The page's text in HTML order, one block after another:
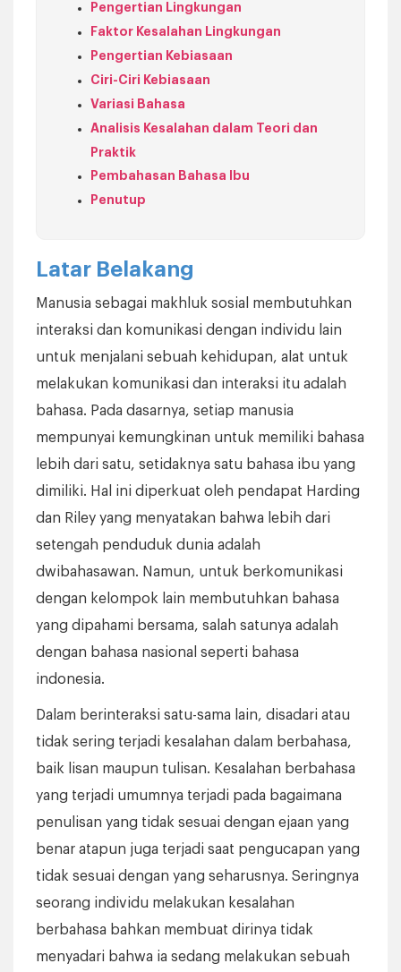
Pengertian Lingkungan
Faktor Kesalahan Lingkungan
Pengertian Kebiasaan
Ciri-Ciri Kebiasaan
Variasi Bahasa
Analisis Kesalahan dalam Teori dan
Praktik
Pembahasan Bahasa Ibu
Penutup
Latar Belakang
Manusia sebagai makhluk sosial membutuhkan
interaksi dan komunikasi dengan individu lain
untuk menjalani sebuah kehidupan, alat untuk
melakukan komunikasi dan interaksi itu adalah
bahasa. Pada dasarnya, setiap manusia
mempunyai kemungkinan untuk memiliki bahasa
lebih dari satu, setidaknya satu bahasa ibu yang
dimiliki. Hal ini diperkuat oleh pendapat Harding
dan Riley yang menyatakan bahwa lebih dari
setengah penduduk dunia adalah
dwibahasawan. Namun, untuk berkomunikasi
dengan kelompok lain membutuhkan bahasa
yang dipahami bersama, salah satunya adalah
dengan bahasa nasional seperti bahasa
indonesia.
Dalam berinteraksi satu-sama lain, disadari atau
tidak sering terjadi kesalahan dalam berbahasa,
baik lisan maupun tulisan. Kesalahan berbahasa
yang terjadi umumnya terjadi pada bagaimana
penulisan yang tidak sesuai dengan ejaan yang
benar atapun juga terjadi saat pengucapan yang
tidak sesuai dengan yang seharusnya. Seringnya
seorang individu melakukan kesalahan
berbahasa bahkan membuat dirinya tidak
menyadari bahwa ia sedang melakukan sebuah